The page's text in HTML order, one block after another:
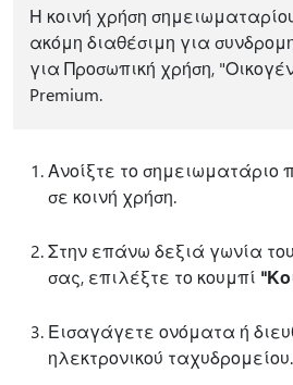
Η κοινή χρήση
ακόμη διαθέσιμη για
για Προσωπική χρήση,
Premium.
Ανοίξτε το σημειωματάριο
σε κοινή χρήση.
Στην επάνω δεξιά γωνία
σας, επιλέξτε το κουμπί
Εισαγάγετε ονόματα ή
ηλεκτρονικού ταχυδρομείου.